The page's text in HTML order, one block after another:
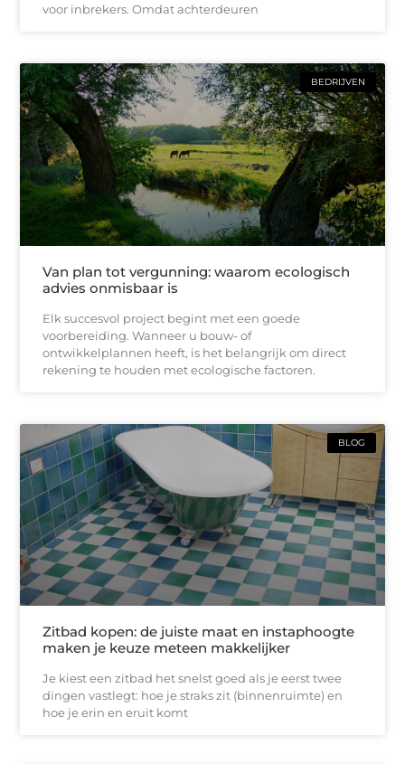
voor inbrekers. Omdat achterdeuren
BEDRIJVEN
Van plan tot vergunning: waarom ecologisch
advies onmisbaar is
Elk succesvol project begint met een goede
voorbereiding. Wanneer u bouw- of
ontwikkelplannen heeft, is het belangrijk om direct
rekening te houden met ecologische factoren.
BLOG
Zitbad kopen: de juiste maat en instaphoogte
maken je keuze meteen makkelijker
Je kiest een zitbad het snelst goed als je eerst twee
dingen vastlegt: hoe je straks zit (binnenruimte) en
hoe je erin en eruit komt